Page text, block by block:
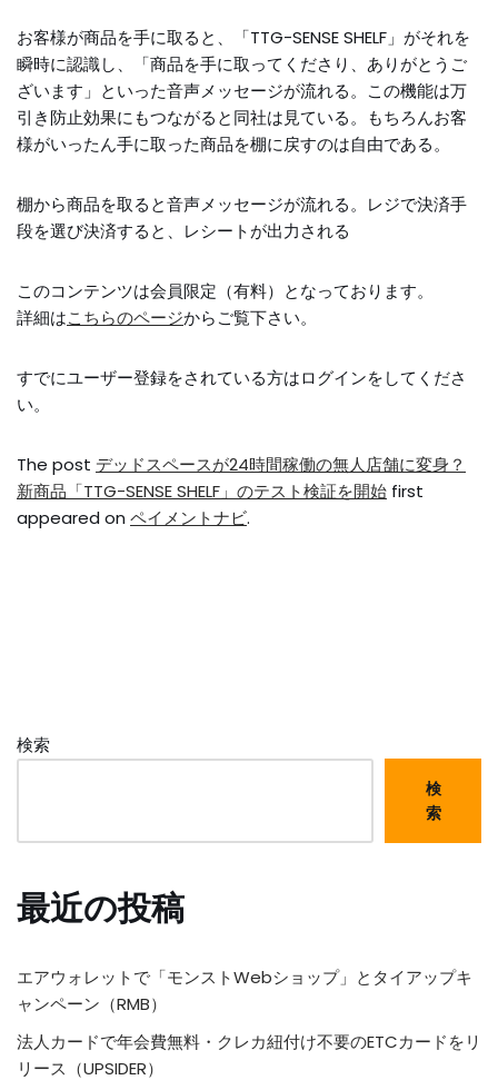
お客様が商品を手に取ると、「TTG-SENSE SHELF」がそれを
瞬時に認識し、「商品を手に取ってくださり、ありがとうご
ざいます」といった音声メッセージが流れる。この機能は万
引き防止効果にもつながると同社は見ている。もちろんお客
様がいったん手に取った商品を棚に戻すのは自由である。
棚から商品を取ると音声メッセージが流れる。レジで決済手
段を選び決済すると、レシートが出力される
このコンテンツは会員限定（有料）となっております。
詳細はこちらのページからご覧下さい。
すでにユーザー登録をされている方はログインをしてくださ
い。
The post デッドスペースが24時間稼働の無人店舗に変身？
新商品「TTG-SENSE SHELF」のテスト検証を開始 first
appeared on ペイメントナビ.
検索
検
索
最近の投稿
エアウォレットで「モンストWebショップ」とタイアップキ
ャンペーン（RMB）
法人カードで年会費無料・クレカ紐付け不要のETCカードをリ
リース（UPSIDER）